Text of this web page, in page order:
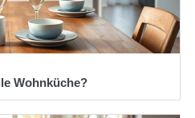
Wohnküche?